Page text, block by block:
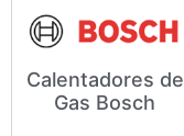
Calentadores de
Gas Bosch
Modelos y Precios de
Calentadores de Gas Bosch